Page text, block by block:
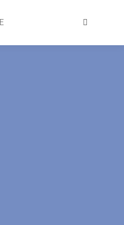
Search: